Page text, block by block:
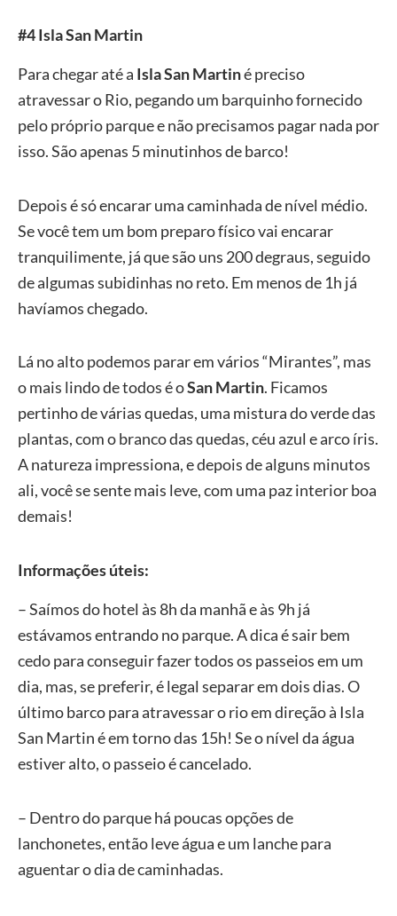
#4 Isla San Martin
Para chegar até a Isla San Martiné preciso
atravessar o Rio, pegando um barquinho fornecido
pelo próprio parque e não precisamos pagar nada por
isso. São apenas 5 minutinhos de barco!
Depois é só encarar uma caminhada de nível médio.
Se você tem um bom preparo físico vai encarar
tranquilimente, já que são uns 200 degraus, seguido
de algumas subidinhas no reto. Em menos de 1h já
havíamos chegado.
Lá no alto podemos parar em vários “Mirantes”, mas
o mais lindo de todos é oSan Martin. Ficamos
pertinho de várias quedas, uma mistura do verde das
plantas, com o branco das quedas, céu azul e arco íris.
A natureza impressiona, e depois de alguns minutos
ali, você se sente mais leve, com uma paz interior boa
demais!
Informações úteis:
– Saímos do hotel às 8h da manhã e às 9h já
estávamos entrando no parque. A dica é sair bem
cedo para conseguir fazer todos os passeios em um
dia, mas, se preferir, é legal separar em dois dias. O
último barco para atravessar o rio em direção à Isla
San Martin é em torno das 15h! Se o nível da água
estiver alto, o passeio é cancelado.
– Dentro do parque há poucas opções de
lanchonetes, então leve água e um lanche para
aguentar o dia de caminhadas.